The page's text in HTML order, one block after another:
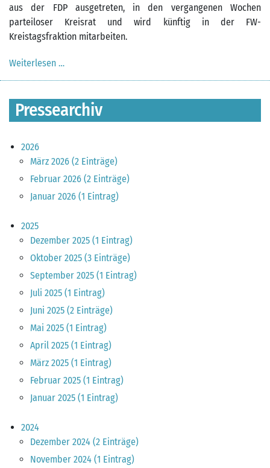
aus der FDP ausgetreten, in den vergangenen Wochen
parteiloser Kreisrat und wird künftig in der FW-
Kreistagsfraktion mitarbeiten.
Weiterlesen …
Pressearchiv
2026
März 2026 (2 Einträge)
Februar 2026 (2 Einträge)
Januar 2026 (1 Eintrag)
2025
Dezember 2025 (1 Eintrag)
Oktober 2025 (3 Einträge)
September 2025 (1 Eintrag)
Juli 2025 (1 Eintrag)
Juni 2025 (2 Einträge)
Mai 2025 (1 Eintrag)
April 2025 (1 Eintrag)
März 2025 (1 Eintrag)
Februar 2025 (1 Eintrag)
Januar 2025 (1 Eintrag)
2024
Dezember 2024 (2 Einträge)
November 2024 (1 Eintrag)